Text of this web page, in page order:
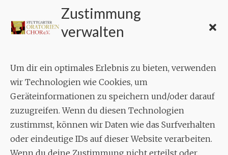
Zustimmung
verwalten
Um dir ein optimales Erlebnis zu bieten, verwenden
wir Technologien wie Cookies, um
Geräteinformationen zu speichern und/oder darauf
zuzugreifen. Wenn du diesen Technologien
zustimmst, können wir Daten wie das Surfverhalten
oder eindeutige IDs auf dieser Website verarbeiten.
Wenn du deine Zustimmung nicht erteilst oder
KONTAKT
Geschäftsstelle:
Aixheimer Str. 18
70619 Stuttgart
MUSIK
Musikalischer Leiter:
Enrico Trummer